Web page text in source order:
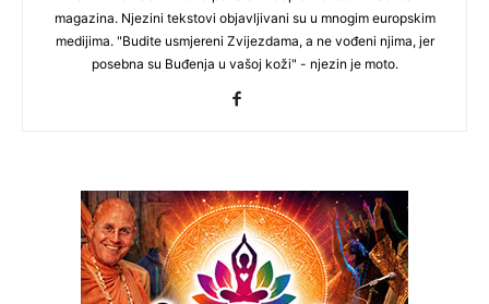
magazina. Njezini tekstovi objavljivani su u mnogim europskim
medijima. "Budite usmjereni Zvijezdama, a ne vođeni njima, jer
posebna su Buđenja u vašoj koži" - njezin je moto.